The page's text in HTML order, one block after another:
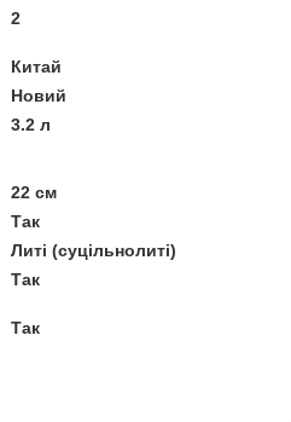
2
Китай
Новий
3.2 л
22 см
Так
Литі (суцільнолиті)
Так
Так